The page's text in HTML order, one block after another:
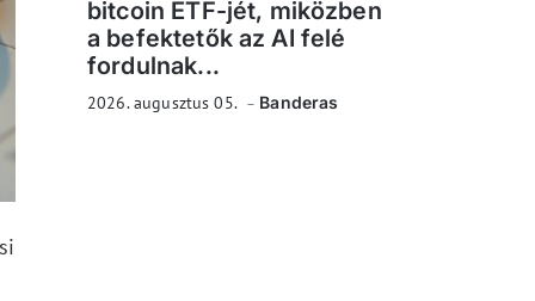
bitcoin ETF-jét, miközben
a befektetők az AI felé
fordulnak...
2026. augusztus 05. Banderas